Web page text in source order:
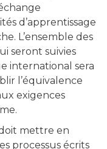
d’apprentissage
L’ensemble des
seront suivies
international sera
l’équivalence
exigences
mettre en
processus écrits